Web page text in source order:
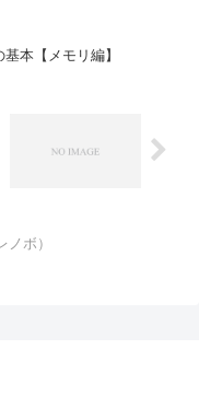
本【メモリ編】
ノボ）